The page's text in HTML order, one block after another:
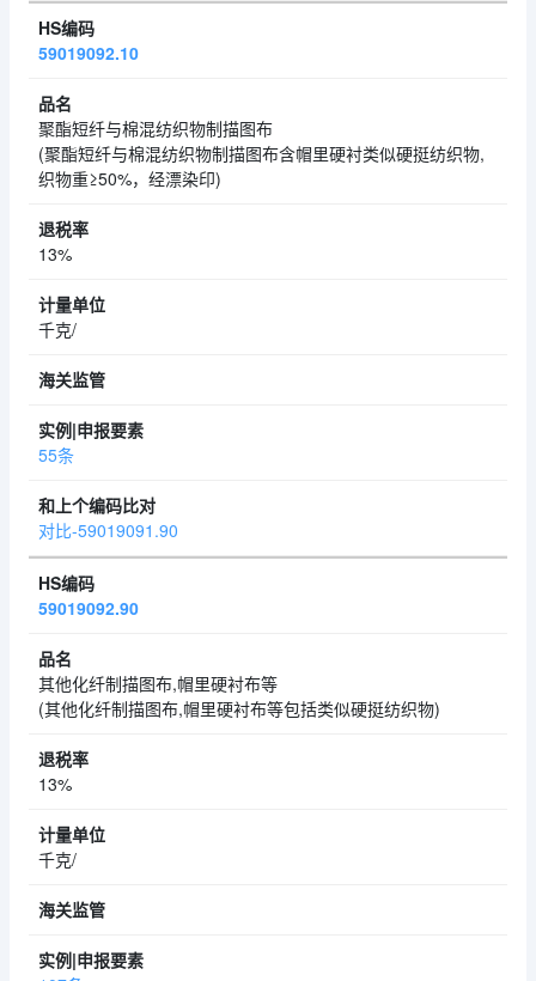
59019092.10
聚酯短纤与棉混纺织物制描图布
(聚酯短纤与棉混纺织物制描图布含帽里硬衬类似硬挺纺织物,
织物重≥50%，经漂染印)
13%
千克/
55条
对比-59019091.90
59019092.90
其他化纤制描图布,帽里硬衬布等
(其他化纤制描图布,帽里硬衬布等包括类似硬挺纺织物)
13%
千克/